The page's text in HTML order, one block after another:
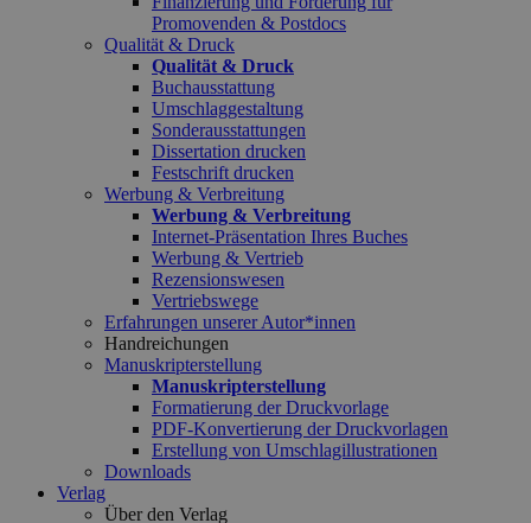
Promovenden & Postdocs
Qualität & Druck
Qualität & Druck
Buchausstattung
Umschlaggestaltung
Sonderausstattungen
Dissertation drucken
Festschrift drucken
Werbung & Verbreitung
Werbung & Verbreitung
Internet-Präsentation Ihres Buches
Werbung & Vertrieb
Rezensionswesen
Vertriebswege
Erfahrungen unserer Autor*innen
Handreichungen
Manuskripterstellung
Manuskripterstellung
Formatierung der Druckvorlage
PDF-Konvertierung der Druckvorlagen
Erstellung von Umschlagillustrationen
Downloads
Verlag
Über den Verlag